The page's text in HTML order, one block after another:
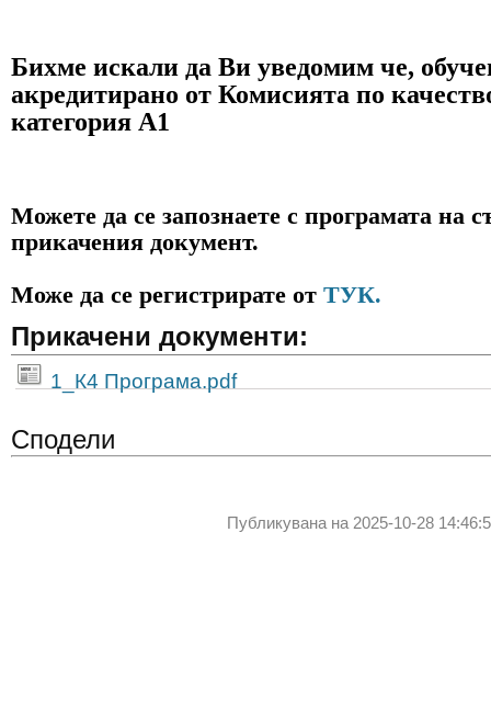
Бихме искали да Ви уведомим че,
акредитирано от Комисията по
категория А1
Можете да се запознаете с програмата на
прикачения документ.
Може да се регистрирате от ТУК.
Прикачени документи:
1_К4 Програма.pdf
Сподели
Публикувана на 2025-10-28